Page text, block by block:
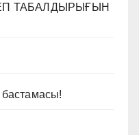
ТАБАЛДЫРЫҒЫН